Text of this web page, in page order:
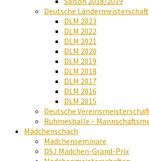
Deutsche Ländermeisterschaft
DLM 2023
DLM 2022
DLM 2021
DLM 2020
DLM 2019
DLM 2018
DLM 2017
DLM 2016
DLM 2015
Deutsche
Ruhmeshalle –
Mädchenschach
Mädchenseminare
DSJ Mädchen-Grand-Prix